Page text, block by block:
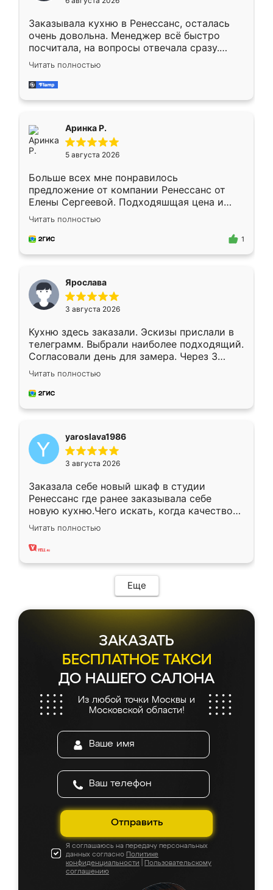
мебели буду заказывать только здесь.
Заказывала кухню в Ренессанс, осталась
очень довольна. Менеджер всё быстро
посчитала, на вопросы отвечала сразу.
Замерщик приехал в субботу, подошёл к
делу со всей ответственностью. Собрали
за день, ребята работали аккуратно, даже
Читать полностью
Аринка Р.
5 августа 2026
Больше всех мне понравилось
предложение от компании Ренессанс от
Елены Сергеевой. Подходяшщая цена и
короткие сроки изготовления. Приехавший
для замера сотрудник Владислав
предложил по моему эскизу самый
Читать полностью
1
Ярослава
3 августа 2026
Кухню здесь заказали. Эскизы прислали в
телеграмм. Выбрали наиболее подходящий.
Согласовали день для замера. Через 3
недели кухня была уже готова. Остались
довольны работой. Спасибо Ренессанс
мебель за качественную работу!
Читать полностью
yaroslava1986
3 августа 2026
Заказала себе новый шкаф в студии
Ренессанс где ранее заказывала себе
новую кухню.Чего искать, когда качеством
вполне довольна. Служит кухня уже почти
два года, нареканий нет.
Читать полностью
Еще
ЗАКАЗАТЬ
БЕСПЛАТНОЕ ТАКСИ
ДО НАШЕГО САЛОНА
Из любой точки Москвы и
Московской области!
Отправить
Я соглашаюсь на передачу персональных
данных согласно Политике
конфиденциальности
Пользовательскому
соглашению